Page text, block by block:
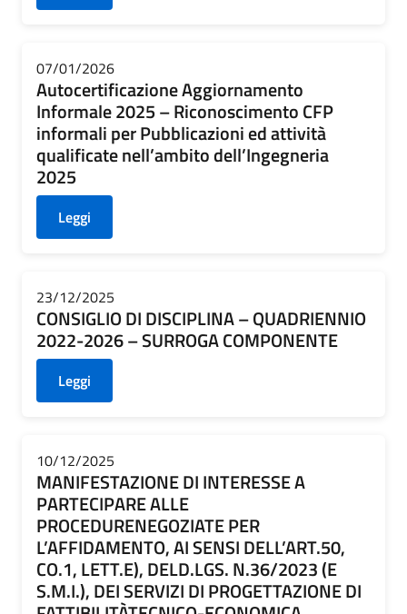
07/01/2026
Autocertificazione Aggiornamento
Informale 2025 – Riconoscimento CFP
informali per Pubblicazioni ed attività
qualificate nell’ambito dell’Ingegneria
2025
Leggi
23/12/2025
CONSIGLIO DI DISCIPLINA – QUADRIENNIO
2022-2026 – SURROGA COMPONENTE
Leggi
10/12/2025
MANIFESTAZIONE DI INTERESSE A
PARTECIPARE ALLE
PROCEDURENEGOZIATE PER
L’AFFIDAMENTO, AI SENSI DELL’ART.50,
CO.1, LETT.E), DELD.LGS. N.36/2023 (E
S.M.I.), DEI SERVIZI DI PROGETTAZIONE DI